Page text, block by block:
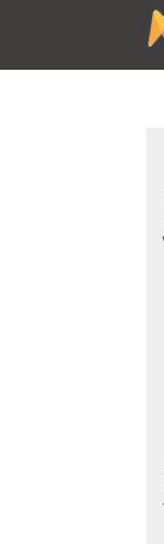
content